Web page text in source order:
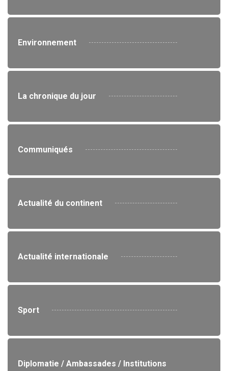
Environnement
La chronique du jour
Communiqués
Actualité du continent
Actualité internationale
Sport
Diplomatie / Ambassades / Institutions